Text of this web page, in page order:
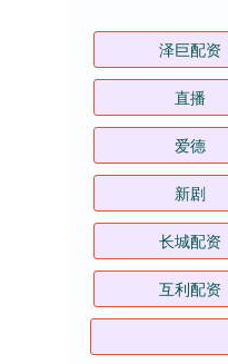
泽巨配资
直播
爱德
新剧
长城配资
互利配资